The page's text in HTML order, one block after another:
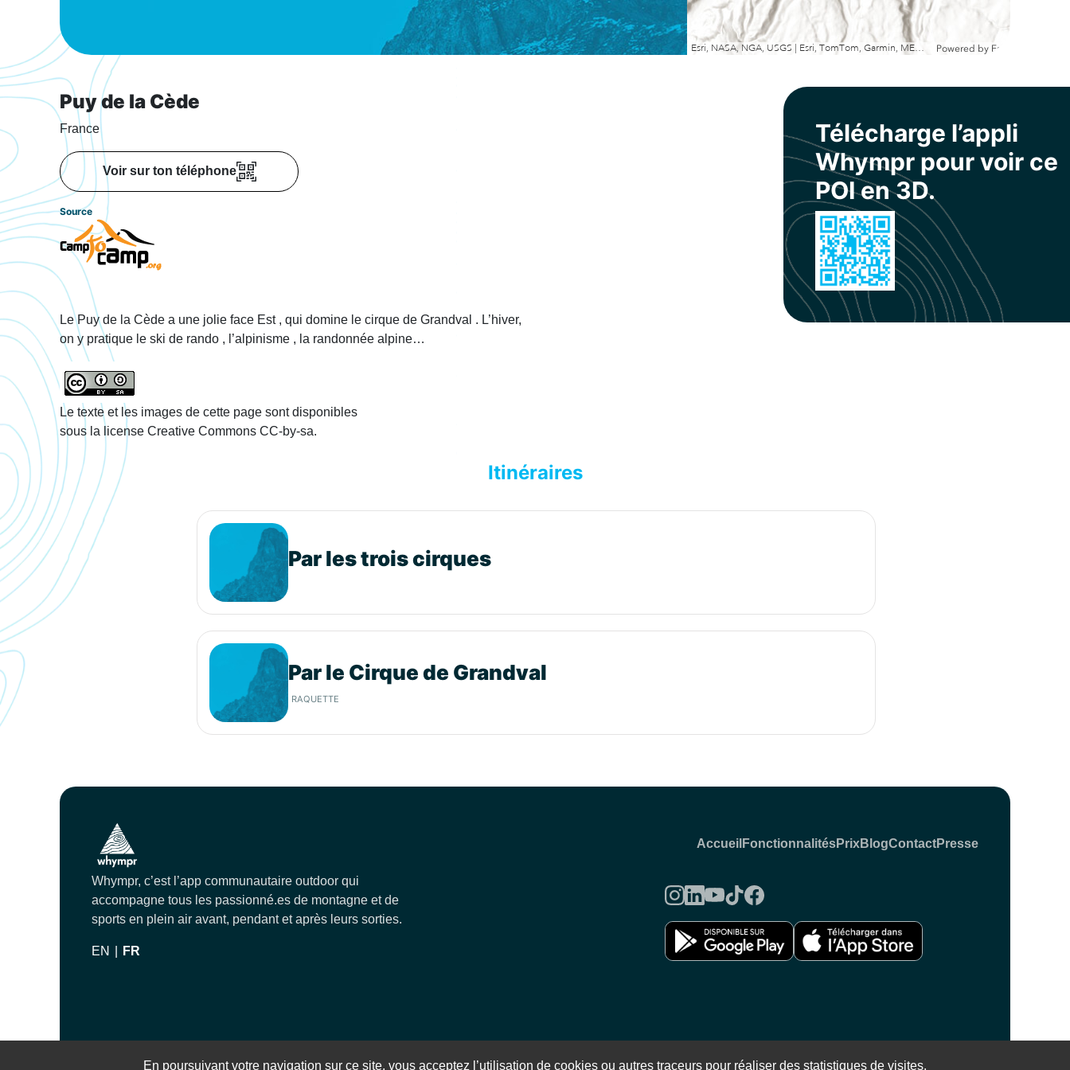
Esri, NASA, NGA, USGS | Esri, TomTom, Garmin, METI/NASA, USGS Powered by Esri
Puy de la Cède
France
Voir sur ton téléphone
Source
Le Puy de la Cède a une jolie face Est , qui domine le cirque de Grandval . L’hiver,
on y pratique le ski de rando , l’alpinisme , la randonnée alpine…
Le texte et les images de cette page sont disponibles
sous la license Creative Commons CC-by-sa.
Télécharge l’appli
Whympr pour voir ce
POI en 3D.
Itinéraires
Par les trois cirques
Par le Cirque de Grandval
RAQUETTE
Whympr, c’est l’app communautaire outdoor qui
accompagne tous les passionné.es de montagne et de
sports en plein air avant, pendant et après leurs sorties.
EN FR
Accueil FonctionnalitésPrixBlogContactPresse
En poursuivant votre navigation sur ce site, vous acceptez l’utilisation de cookies ou autres traceurs pour réaliser des statistiques de visites.